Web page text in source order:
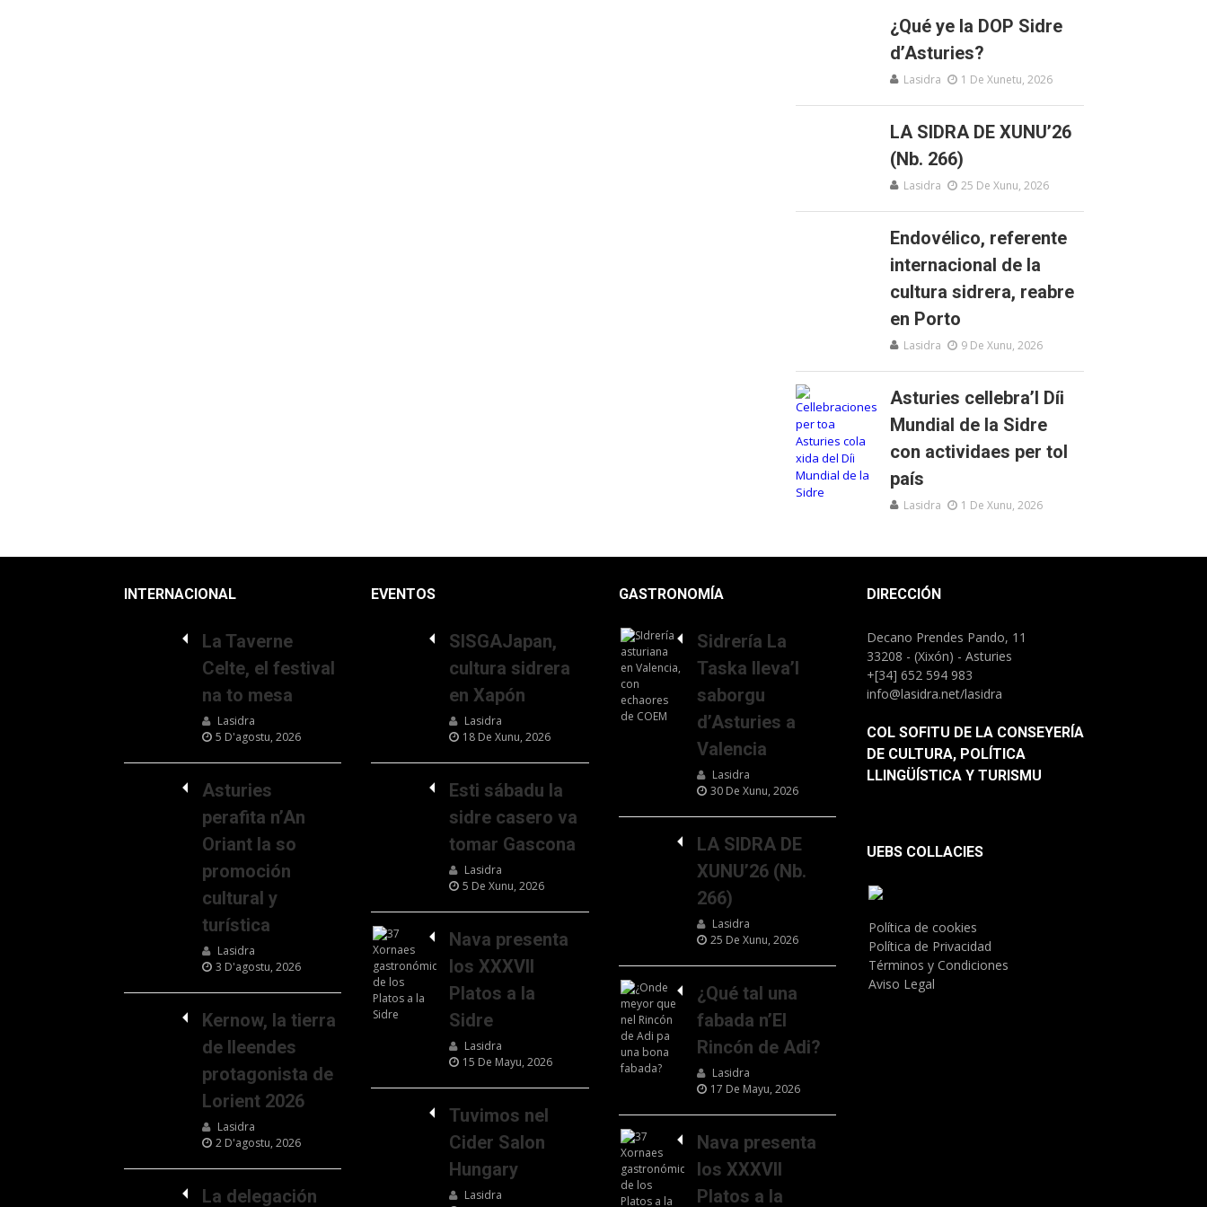
¿Qué ye la DOP Sidre
d’Asturies?
Lasidra 1 De Xunetu, 2026
LA SIDRA DE XUNU’26
(Nb. 266)
Lasidra 25 De Xunu, 2026
Endovélico, referente
internacional de la
cultura sidrera, reabre
en Porto
Lasidra 9 De Xunu, 2026
Asturies cellebra’l Díi
Mundial de la Sidre
con actividaes per tol
país
Lasidra 1 De Xunu, 2026
INTERNACIONAL
La Taverne
Celte, el festival
na to mesa
Lasidra
5 D'agostu, 2026
Asturies
perafita n’An
Oriant la so
promoción
cultural y
turística
Lasidra
3 D'agostu, 2026
Kernow, la tierra
de lleendes
protagonista de
Lorient 2026
Lasidra
2 D'agostu, 2026
La delegación
EVENTOS
SISGAJapan,
cultura sidrera
en Xapón
Lasidra
18 De Xunu, 2026
Esti sábadu la
sidre casero va
tomar Gascona
Lasidra
5 De Xunu, 2026
Nava presenta
los XXXVII
Platos a la
Sidre
Lasidra
15 De Mayu, 2026
Tuvimos nel
Cider Salon
Hungary
Lasidra
GASTRONOMÍA
Sidrería La
Taska lleva’l
saborgu
d’Asturies a
Valencia
Lasidra
30 De Xunu, 2026
LA SIDRA DE
XUNU’26 (Nb.
266)
Lasidra
25 De Xunu, 2026
¿Qué tal una
fabada n’El
Rincón de Adi?
Lasidra
17 De Mayu, 2026
Nava presenta
los XXXVII
Platos a la
DIRECCIÓN
Decano Prendes Pando, 11
33208 - (Xixón) - Asturies
+[34] 652 594 983
info@lasidra.net/lasidra
COL SOFITU DE LA CONSEYERÍA
DE CULTURA, POLÍTICA
LLINGÜÍSTICA Y TURISMU
UEBS COLLACIES
Política de cookies
Política de Privacidad
Términos y Condiciones
Aviso Legal